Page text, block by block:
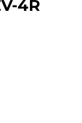
4R